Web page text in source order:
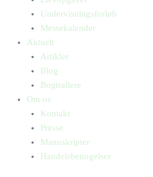
Undervisningsforløb
Messekalender
Aktuelt
Artikler
Blog
Bogtrailere
Om os
Kontakt
Presse
Manuskripter
Handelsbetingelser